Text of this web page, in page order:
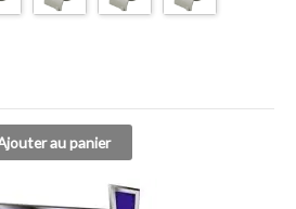
au panier